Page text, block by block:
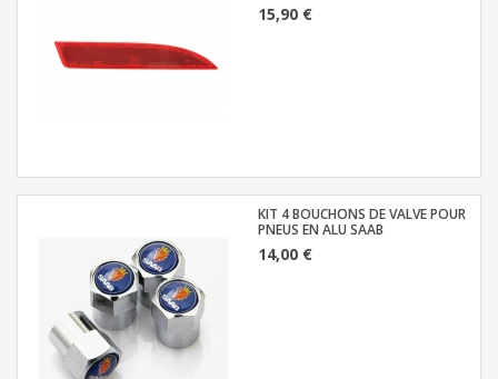
15,90 €
KIT 4 BOUCHONS DE VALVE POUR
PNEUS EN ALU SAAB
14,00 €